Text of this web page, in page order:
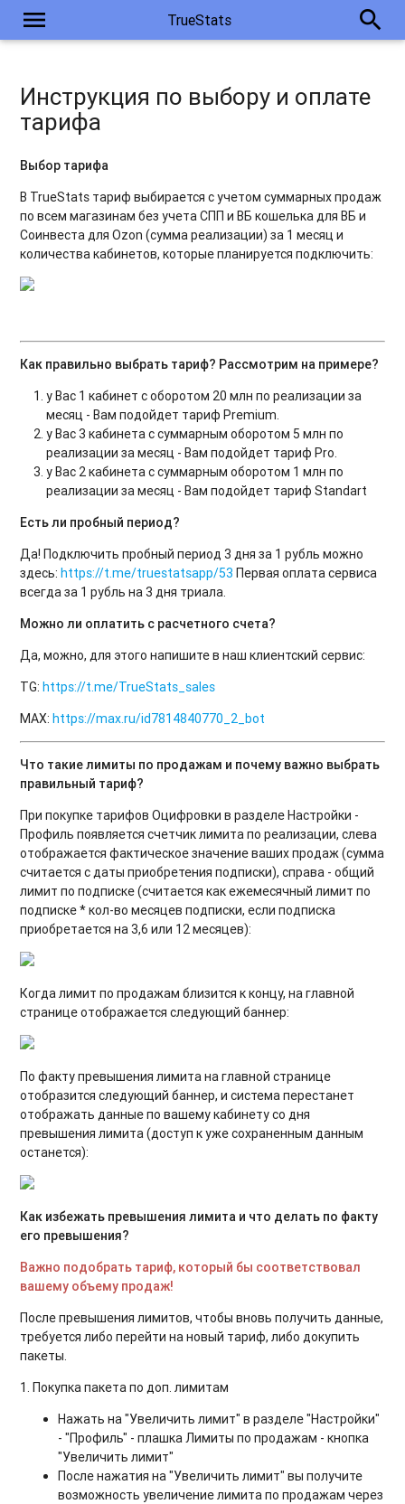
menu TrueStats search
Инструкция по выбору и оплате
тарифа
Выбор тарифа
В TrueStats тариф выбирается с учетом суммарных продаж
по всем магазинам без учета СПП и ВБ кошелька для ВБ и
Соинвеста для Ozon (сумма реализации) за 1 месяц и
количества кабинетов, которые планируется подключить:
Как правильно выбрать тариф? Рассмотрим на примере?
у Вас 1 кабинет с оборотом 20 млн по реализации за
месяц - Вам подойдет тариф Premium.
у Вас 3 кабинета с суммарным оборотом 5 млн по
реализации за месяц - Вам подойдет тариф Pro.
у Вас 2 кабинета с суммарным оборотом 1 млн по
реализации за месяц - Вам подойдет тариф Standart
Есть ли пробный период?
Да! Подключить пробный период 3 дня за 1 рубль можно
здесь:https://t.me/truestatsapp/53 Первая оплата сервиса
всегда за 1 рубль на 3 дня триала.
Можно ли оплатить с расчетного счета?
Да, можно, для этого напишите в наш клиентский сервис:
TG:https://t.me/TrueStats_sales
MAX:https://max.ru/id7814840770_2_bot
Что такие лимиты по продажам и почему важно выбрать
правильный тариф?
При покупке тарифов Оцифровки в разделе Настройки -
Профиль появляется счетчик лимита по реализации, слева
отображается фактическое значение ваших продаж (сумма
считается с даты приобретения подписки), справа - общий
лимит по подписке (считается как ежемесячный лимит по
подписке * кол-во месяцев подписки, если подписка
приобретается на 3,6 или 12 месяцев):
Когда лимит по продажам близится к концу, на главной
странице отображается следующий баннер:
По факту превышения лимита на главной странице
отобразится следующий баннер, и система перестанет
отображать данные по вашему кабинету со дня
превышения лимита (доступ к уже сохраненным данным
останется):
Как избежать превышения лимита и что делать по факту
его превышения?
Важно подобрать тариф, который бы соответствовал
вашему объему продаж!
После превышения лимитов, чтобы вновь получить данные,
требуется либо перейти на новый тариф, либо докупить
пакеты.
1. Покупка пакета по доп. лимитам
Нажать на "Увеличить лимит" в разделе "Настройки"
- "Профиль" - плашка Лимиты по продажам - кнопка
"Увеличить лимит"
После нажатия на "Увеличить лимит" вы получите
возможность увеличение лимита по продажам через